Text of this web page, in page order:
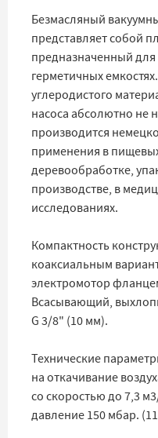
Безмасляный
представляет собой
предназначенный для
герметичных
углеродистого
насоса абсолютно не
производится
применения в
деревообработке,
производстве, в
исследованиях.
Компактность
коаксиальным
электромотор
Всасывающий,
G 3/8" (10 мм).
Технические
на откачивание
со скоростью до 7,3
давление 150 мбар.